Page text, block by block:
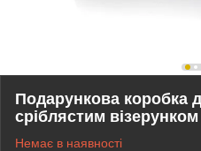
Подарункова коробка
сріблястим візерунком
Немає в наявності